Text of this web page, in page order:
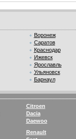
Воронеж
Саратов
Краснодар
Ижевск
Ярославль
Ульяновск
Барнаул
Citroen
Dacia
Daewoo
Renault